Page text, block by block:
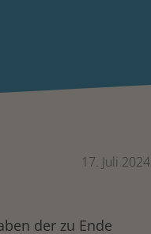
17. Juli 2024
der zu Ende